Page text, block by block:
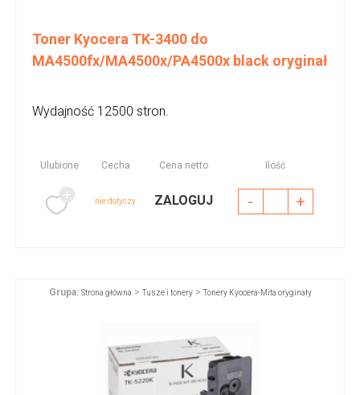
Toner Kyocera TK-3400 do
MA4500fx/MA4500x/PA4500x black oryginał
Wydajność 12500 stron.
Ulubione Cecha Cena netto Ilość
nie dotyczy ZALOGUJ - +
Grupa: Strona główna >Tusze i tonery>Tonery Kyocera-Mita oryginały